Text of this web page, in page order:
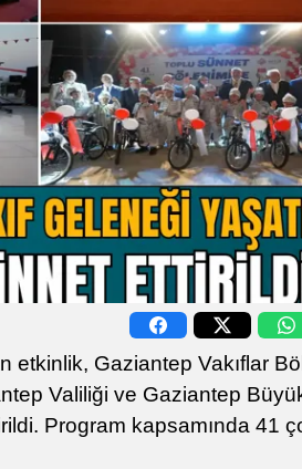
etkinlik, Gaziantep Vakıflar
Valiliği ve Gaziantep
Program kapsamında 41
Şahinbey’de sağlığa zararlı
sakatatlar imha edildi